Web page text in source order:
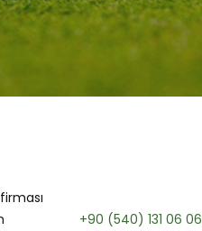
+90 (540) 131 06 06